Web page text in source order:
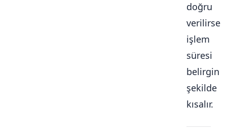
doğru
verilirse
işlem
süresi
belirgin
şekilde
kısalır.